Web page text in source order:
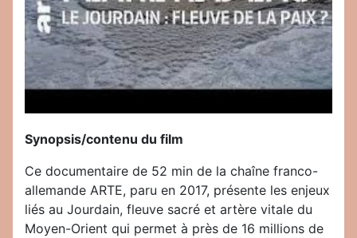
Synopsis/contenu du film
Ce documentaire de 52 min de la chaîne franco-
allemande ARTE, paru en 2017, présente les enjeux
liés au Jourdain, fleuve sacré et artère vitale du
Moyen-Orient qui permet à près de 16 millions de